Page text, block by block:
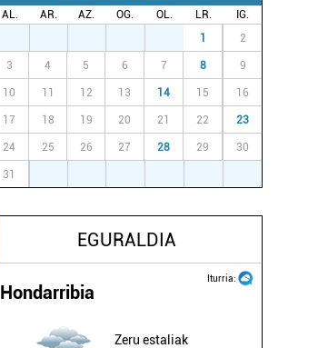
AL. AR. AZ. OG. OL. LR.
IG.
1 2
3 4 5 6 7 8 9
10 11 12 13 14 15 16
17 18 19 20 21 22 23
24 25 26 27 28 29 30
31
EGURALDIA
Iturria:
Hondarribia
Zeru estaliak